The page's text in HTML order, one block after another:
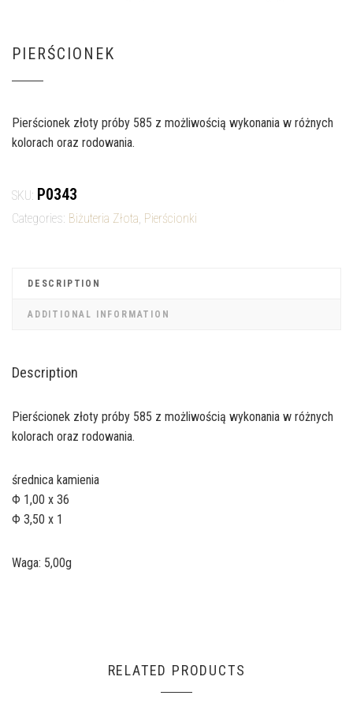
PIERŚCIONEK
Pierścionek złoty próby 585 z możliwością wykonania w różnych
kolorach oraz rodowania.
SKU: P0343
Categories: Biżuteria Złota Pierścionki
DESCRIPTION
ADDITIONAL INFORMATION
Description
Pierścionek złoty próby 585 z możliwością wykonania w różnych
kolorach oraz rodowania.
średnica kamienia
Φ 1,00 x 36
Φ 3,50 x 1
Waga: 5,00g
RELATED PRODUCTS